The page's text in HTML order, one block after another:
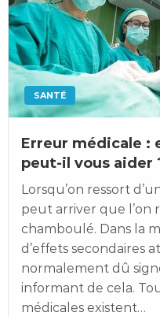
SANTÉ
Erreur médicale :
peut-il vous aider
Lorsqu’on ressort
peut arriver que l’on
chamboulé. Dans la
d’effets secondaires
normalement dû
informant de cela.
médicales existent…